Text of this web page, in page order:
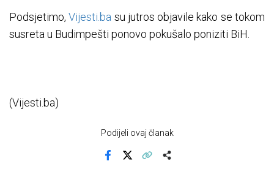
Podsjetimo,Vijesti.ba su jutros objavile kako se tokom
susreta u Budimpešti ponovo pokušalo poniziti BiH.
(Vijesti.ba)
Podijeli ovaj članak